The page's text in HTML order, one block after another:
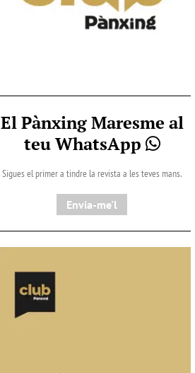
El Pànxing Maresme al
teu WhatsApp
Sigues el primer a tindre la revista a les teves mans.
Envia-me'l